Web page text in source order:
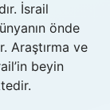
İsrail
önde
Araştırma ve
beyin